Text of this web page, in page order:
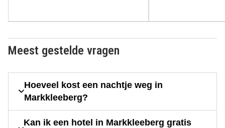
Meest gestelde vragen
Hoeveel kost een nachtje weg in
Markkleeberg?
Kan ik een hotel in Markkleeberg gratis